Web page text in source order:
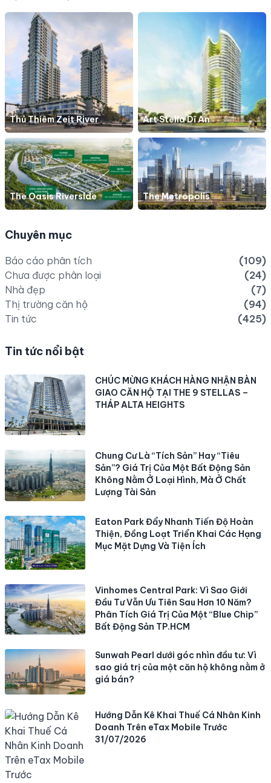
Thủ Thiêm Zeit River Art Stella Dĩ An
The Oasis Riverside The Metropolis
Chuyên mục
Báo cáo phân tích
(109)
Chưa được phân loại
(24)
Nhà đẹp
(7)
Thị trường căn hộ
(94)
Tin tức
(425)
Tin tức nổi bật
CHÚC MỪNG KHÁCH HÀNG NHẬN BÀN
GIAO CĂN HỘ TẠI THE 9 STELLAS –
THÁP ALTA HEIGHTS
Chung Cư Là “Tích Sản” Hay “Tiêu
Sản”? Giá Trị Của Một Bất Động Sản
Không Nằm Ở Loại Hình, Mà Ở Chất
Lượng Tài Sản
Eaton Park Đẩy Nhanh Tiến Độ Hoàn
Thiện, Đồng Loạt Triển Khai Các Hạng
Mục Mặt Dựng Và Tiện Ích
Vinhomes Central Park: Vì Sao Giới
Đầu Tư Vẫn Ưu Tiên Sau Hơn 10 Năm?
Phân Tích Giá Trị Của Một “Blue Chip”
Bất Động Sản TP.HCM
Sunwah Pearl dưới góc nhìn đầu tư: Vì
sao giá trị của một căn hộ không nằm ở
giá bán?
Hướng Dẫn Kê Khai Thuế Cá Nhân Kinh
Doanh Trên eTax Mobile Trước
31/07/2026